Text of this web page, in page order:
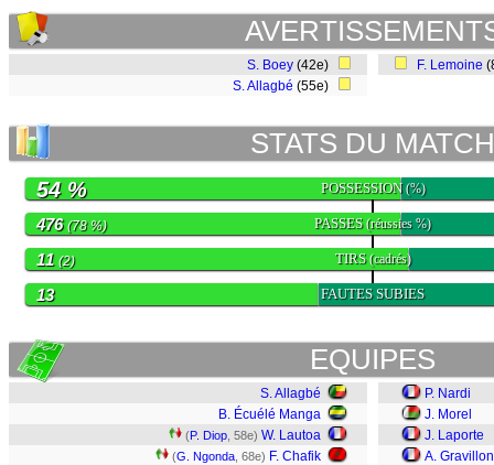
S. Boey (42e)
S. Allagbé (55e)
F. Lemoine
STATS DU MATCH
POSSESSION(%)
54 %
PASSES(réussies %)
476(78 %)
TIRS(cadrés)
11 (2)
FAUTES SUBIES
13
EQUIPES
S. Allagbé
B. Écuélé Manga
(P. Diop , 58e) W. Lautoa
(G. Ngonda , 68e) F. Chafik
P. Nardi
J. Morel
J. Laporte
A. Gravillon